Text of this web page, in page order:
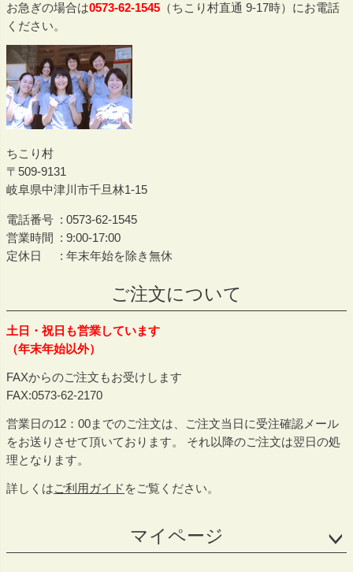
お急ぎの場合は0573-62-1545 （ちこり村直通 9-17時）にお電話
ください。
ちこり村
509-9131
岐阜県中津川市千旦林1-15
電話番号
0573-62-1545
営業時間
9:00-17:00
定休日
年末年始を除き無休
ご注文について
土日・祝日も営業しています
（年末年始以外）
FAXからのご注文もお受けします
FAX:0573-62-2170
営業日の12：00までのご注文は、ご注文当日に受注確認メール
をお送りさせて頂いております。 それ以降のご注文は翌日の処
理となります。
詳しくはご利用ガイド をご覧ください。
マイページ